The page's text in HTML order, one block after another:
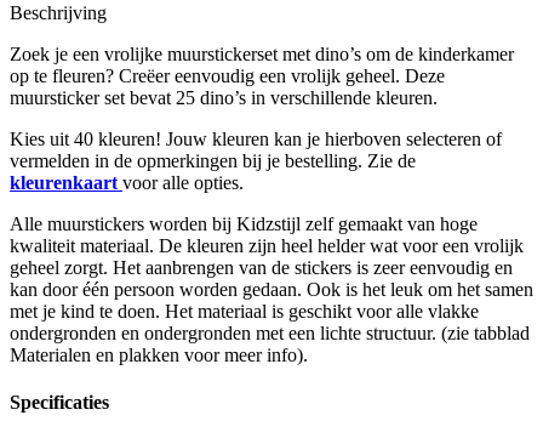
Beschrijving
Zoek je een vrolijke muurstickerset met dino’s om de kinderkamer
op te fleuren? Creëer eenvoudig een vrolijk geheel. Deze
muursticker set bevat 25 dino’s in verschillende kleuren.
Kies uit 40 kleuren! Jouw kleuren kan je hierboven selecteren of
vermelden in de opmerkingen bij je bestelling. Zie de
kleurenkaart voor alle opties.
Alle muurstickers worden bij Kidzstijl zelf gemaakt van hoge
kwaliteit materiaal. De kleuren zijn heel helder wat voor een vrolijk
geheel zorgt. Het aanbrengen van de stickers is zeer eenvoudig en
kan door één persoon worden gedaan. Ook is het leuk om het samen
met je kind te doen. Het materiaal is geschikt voor alle vlakke
ondergronden en ondergronden met een lichte structuur. (zie tabblad
Materialen en plakken voor meer info).
Specificaties